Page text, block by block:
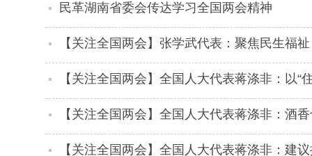
民革湖南省委会传达学习全国两会精神
【关注全国两会】张学武代表：聚焦民生福
【关注全国两会】全国人大代表蒋涤非：以“
【关注全国两会】全国人大代表蒋涤非：酒
粉”世界？
【关注全国两会】全国人大代表蒋涤非：建